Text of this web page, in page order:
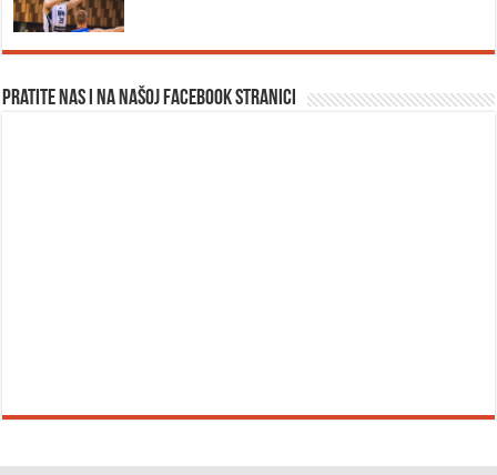
Pratite nas i na našoj facebook stranici